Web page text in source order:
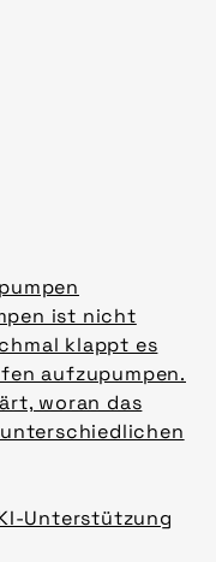
ist nicht
klappt es
aufzupumpen.
woran das
Unterstützung